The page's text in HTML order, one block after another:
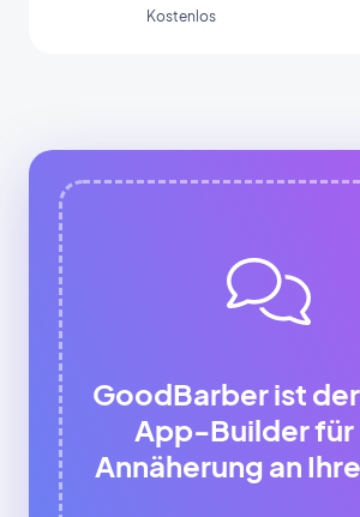
Kostenlos
GoodBarber ist
App-Builder für
Annäherung an